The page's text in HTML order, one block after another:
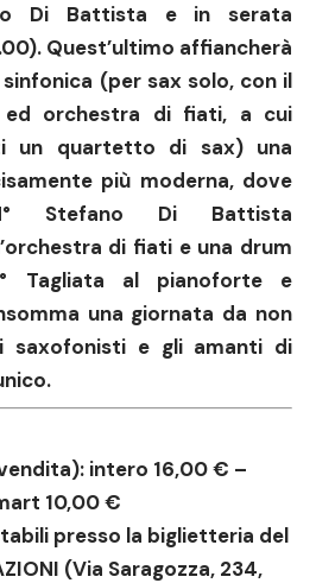
Di Battista e in serata
. Quest’ultimo affiancherà
(per sax solo, con il
ed orchestra di fiati, a cui
un quartetto di sax) una
più moderna, dove
Stefano Di Battista
di fiati e una drum
Tagliata al pianoforte e
una giornata da non
e gli amanti di
intero 16,00 € –
10,00 €
presso la biglietteria del
(Via Saragozza, 234,